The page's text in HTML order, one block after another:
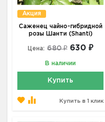
Акция
Саженец чайно-гибридной
розы Шанти (Shanti)
Цена: 680 ₽ 630 ₽
В наличии
Купить
Купить в 1 клик